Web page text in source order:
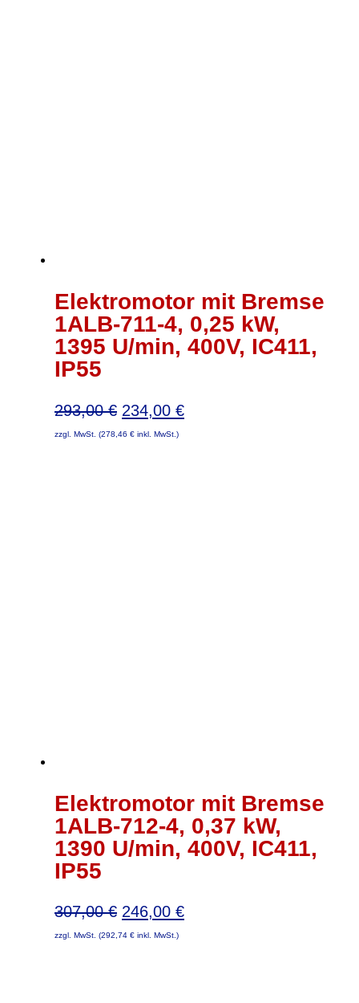
Elektromotor mit Bremse
1ALB-711-4, 0,25 kW,
1395 U/min, 400V, IC411,
IP55
293,00€ Ursprünglicher
Preis
234,00 €Aktueller
zzgl. MwSt. (278,46 € inkl. MwSt.)
Elektromotor mit Bremse
1ALB-712-4, 0,37 kW,
1390 U/min, 400V, IC411,
IP55
307,00€ Ursprünglicher
Preis
246,00 €Aktueller
zzgl. MwSt. (292,74 € inkl. MwSt.)